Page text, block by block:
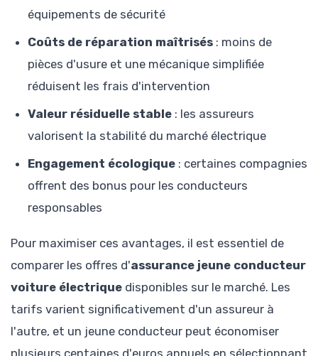
équipements de sécurité
Coûts de réparation maîtrisés : moins de
pièces d'usure et une mécanique simplifiée
réduisent les frais d'intervention
Valeur résiduelle stable : les assureurs
valorisent la stabilité du marché électrique
Engagement écologique : certaines compagnies
offrent des bonus pour les conducteurs
responsables
Pour maximiser ces avantages, il est essentiel de
comparer les offres d'assurance jeune conducteur
voiture électrique disponibles sur le marché. Les
tarifs varient significativement d'un assureur à
l'autre, et un jeune conducteur peut économiser
plusieurs centaines d'euros annuels en sélectionnant